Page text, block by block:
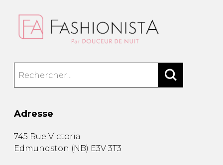
Adresse
745 Rue Victoria
Edmundston (NB) E3V 3T3